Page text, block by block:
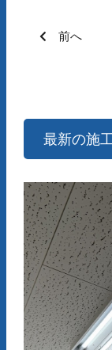
前へ
最新の施